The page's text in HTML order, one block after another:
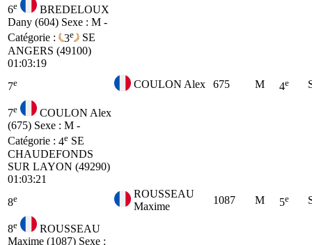
6e
BREDELOUX
Dany (604) Sexe : M -
Catégorie :
3e
SE
ANGERS (49100)
01:03:19
7e COULON Alex 675 M 4e
7e
COULON Alex
(675) Sexe : M -
Catégorie : 4e SE
CHAUDEFONDS
SUR LAYON (49290)
01:03:21
8e
ROUSSEAU
Maxime
1087 M 5e
8e
ROUSSEAU
Maxime (1087) Sexe :